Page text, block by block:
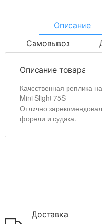
Описание
Самовывоз
Описание товара
Качественная реплика
Mini Slight 75S
Отлично
форели и судака.
Доставка